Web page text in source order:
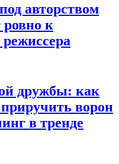
авторством
к
дружбы: как
ворон
в тренде